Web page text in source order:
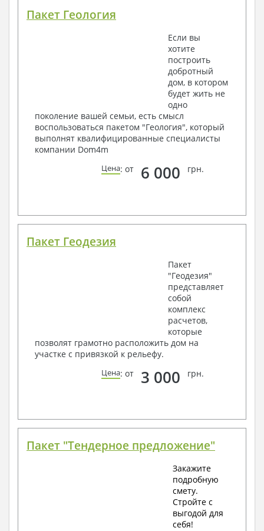
Пакет Геология
Если вы
хотите
построить
добротный
дом, в котором
будет жить не
одно
поколение вашей семьи, есть смысл
воспользоваться пакетом "Геология", который
выполнят квалифицированные специалисты
компании Dom4m
Цена: от 6 000 грн.
Пакет Геодезия
Пакет
"Геодезия"
представляет
собой
комплекс
расчетов,
которые
позволят грамотно расположить дом на
участке с привязкой к рельефу.
Цена: от 3 000 грн.
Пакет "Тендерное предложение"
Закажите
подробную
смету.
Стройте с
выгодой для
себя!